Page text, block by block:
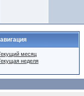
месяц
неделя